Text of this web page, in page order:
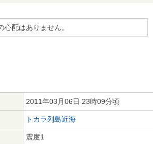
心配はありません。
2011年03月06日 23時09分頃
トカラ列島近海
震度1